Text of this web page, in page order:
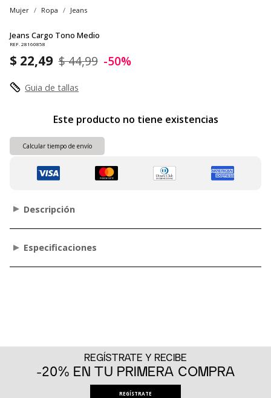
Mujer Ropa Jeans
Jeans Cargo Tono Medio
REF. 28160858
$ 22,49 $ 44,99 -50%
Guia de tallas
Este producto no tiene existencias
Calcular tiempo de envío
Descripción
Especificaciones
REGÍSTRATE Y RECIBE
-20% EN TU PRIMERA COMPRA
REGÍSTRATE